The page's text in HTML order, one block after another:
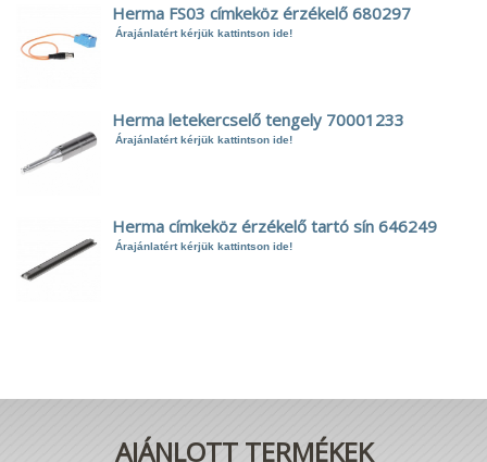
Herma FS03 címkeköz érzékelő 680297
Árajánlatért kérjük kattintson ide!
Herma letekercselő tengely 70001233
Árajánlatért kérjük kattintson ide!
Herma címkeköz érzékelő tartó sín 646249
Árajánlatért kérjük kattintson ide!
AJÁNLOTT TERMÉKEK